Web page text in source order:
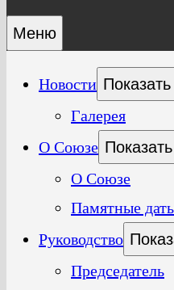
Меню
Новости
Галерея
О Союзе
О Союзе
Памятные
Руководство
Председатель